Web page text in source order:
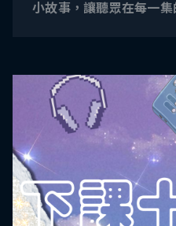
小故事，讓聽眾在每一